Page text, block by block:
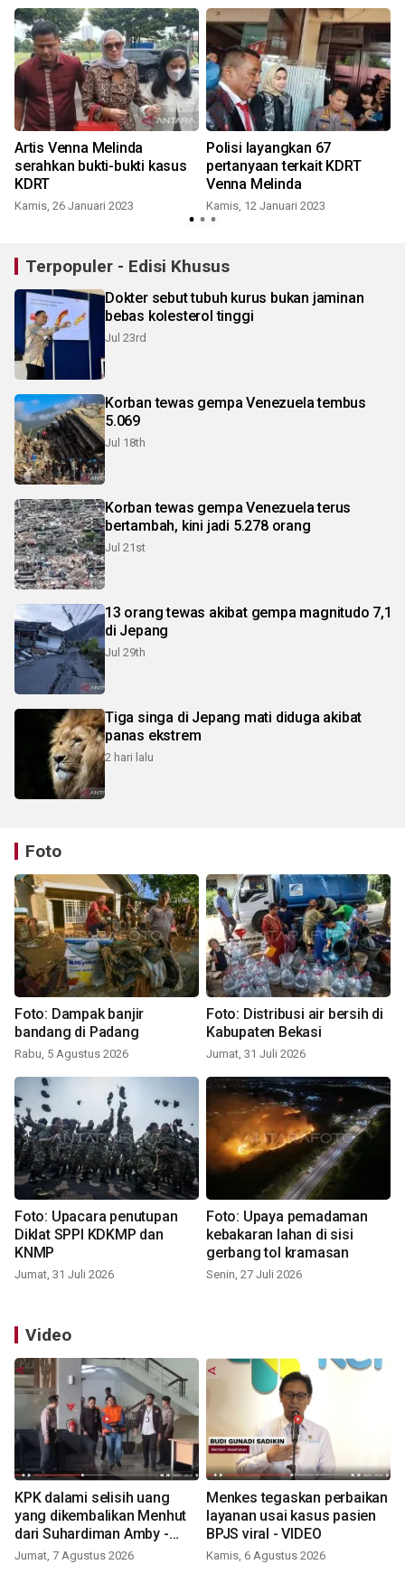
Artis Venna Melinda
serahkan bukti-bukti kasus
KDRT
Kamis, 26 Januari 2023
Polisi layangkan 67
pertanyaan terkait KDRT
Venna Melinda
Kamis, 12 Januari 2023
Terpopuler - Edisi Khusus
Dokter sebut tubuh kurus bukan jaminan
bebas kolesterol tinggi
Jul 23rd
Korban tewas gempa Venezuela tembus
5.069
Jul 18th
Korban tewas gempa Venezuela terus
bertambah, kini jadi 5.278 orang
Jul 21st
13 orang tewas akibat gempa magnitudo 7,1
di Jepang
Jul 29th
Tiga singa di Jepang mati diduga akibat
panas ekstrem
2 hari lalu
Foto
Foto: Dampak banjir
bandang di Padang
Rabu, 5 Agustus 2026
Foto: Distribusi air bersih di
Kabupaten Bekasi
Jumat, 31 Juli 2026
Foto: Upacara penutupan
Diklat SPPI KDKMP dan
KNMP
Jumat, 31 Juli 2026
Foto: Upaya pemadaman
kebakaran lahan di sisi
gerbang tol kramasan
Senin, 27 Juli 2026
Video
KPK dalami selisih uang
yang dikembalikan Menhut
dari Suhardiman Amby -
VIDEO
Jumat, 7 Agustus 2026
Menkes tegaskan perbaikan
layanan usai kasus pasien
BPJS viral - VIDEO
Kamis, 6 Agustus 2026